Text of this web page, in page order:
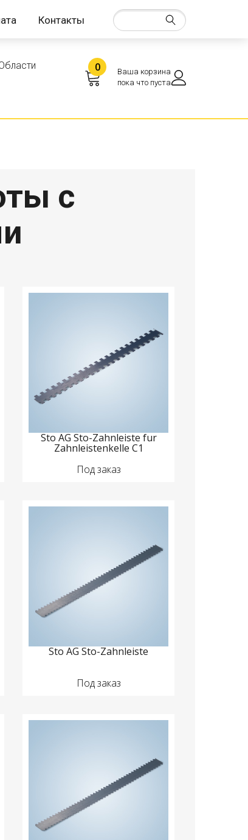
Контакты
0
Ваша корзина
пока что пуста
с
Sto AG Sto-Zahnleiste fur
Zahnleistenkelle C1
Под заказ
Sto AG Sto-Zahnleiste
Под заказ